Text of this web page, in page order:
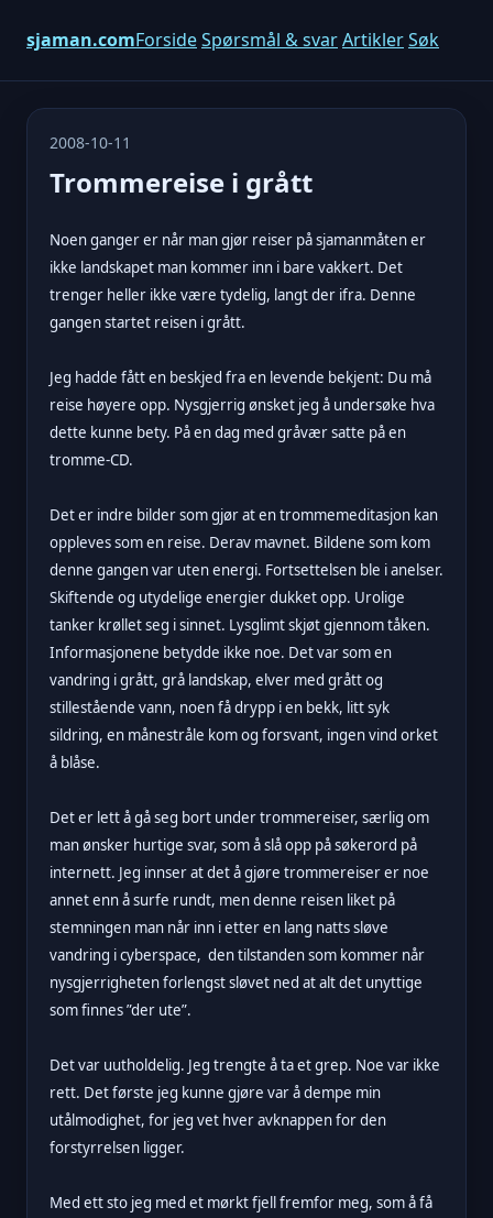
sjaman.comForsideSpørsmål & svarArtiklerSøk
2008-10-11
Trommereise i grått
Noen ganger er når man gjør reiser på sjamanmåten er
ikke landskapet man kommer inn i bare vakkert. Det
trenger heller ikke være tydelig, langt der ifra. Denne
gangen startet reisen i grått.
Jeg hadde fått en beskjed fra en levende bekjent: Du må
reise høyere opp. Nysgjerrig ønsket jeg å undersøke hva
dette kunne bety. På en dag med gråvær satte på en
tromme-CD.
Det er indre bilder som gjør at en trommemeditasjon kan
oppleves som en reise. Derav mavnet. Bildene som kom
denne gangen var uten energi. Fortsettelsen ble i anelser.
Skiftende og utydelige energier dukket opp. Urolige
tanker krøllet seg i sinnet. Lysglimt skjøt gjennom tåken.
Informasjonene betydde ikke noe. Det var som en
vandring i grått, grå landskap, elver med grått og
stillestående vann, noen få drypp i en bekk, litt syk
sildring, en månestråle kom og forsvant, ingen vind orket
å blåse.
Det er lett å gå seg bort under trommereiser, særlig om
man ønsker hurtige svar, som å slå opp på søkerord på
internett. Jeg innser at det å gjøre trommereiser er noe
annet enn å surfe rundt, men denne reisen liket på
stemningen man når inn i etter en lang natts sløve
vandring i cyberspace, den tilstanden som kommer når
nysgjerrigheten forlengst sløvet ned at alt det unyttige
som finnes ”der ute”.
Det var uutholdelig. Jeg trengte å ta et grep. Noe var ikke
rett. Det første jeg kunne gjøre var å dempe min
utålmodighet, for jeg vet hver avknappen for den
forstyrrelsen ligger.
Med ett sto jeg med et mørkt fjell fremfor meg, som å få